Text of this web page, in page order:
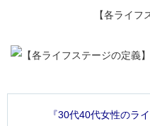
【各ライフ
『30代40代女性のラ